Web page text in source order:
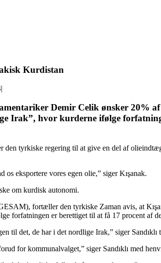
Kurdistan
|
Demir Celik ønsker 20%
Irak”, hvor kurderne ifølge
tyrkiske regering til at give en del af
eksportere vores egen olie,” siger Kışanak.
om kurdisk autonomi.
fortæller den tyrkiske Zaman avis, at
forfatningen er berettiget til at få 17 procent af
til det, de har i det nordlige Irak,” siger Sandıklı
for kommunalvalget,” siger Sandıklı med